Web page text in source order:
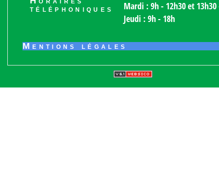
téléphoniques
Mardi : 9h - 12h30 et 13h30
Jeudi : 9h - 18h
Mentions légales